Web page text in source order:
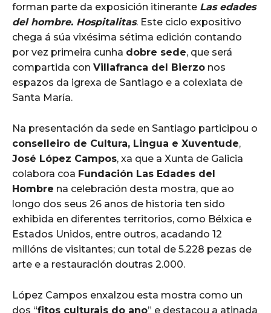
forman parte da exposición itinerante Las edades
del hombre. Hospitalitas. Este ciclo expositivo
chega á súa vixésima sétima edición contando
por vez primeira cunha dobre sede, que será
compartida con Villafranca del Bierzo nos
espazos da igrexa de Santiago e a colexiata de
Santa María.
Na presentación da sede en Santiago participou o
conselleiro de Cultura, Lingua e Xuventude,
José López Campos, xa que a Xunta de Galicia
colabora coa Fundación Las Edades del
Hombre na celebración desta mostra, que ao
longo dos seus 26 anos de historia ten sido
exhibida en diferentes territorios, como Bélxica e
Estados Unidos, entre outros, acadando 12
millóns de visitantes; cun total de 5.228 pezas de
arte e a restauración doutras 2.000.
López Campos enxalzou esta mostra como un
dos “fitos culturais do ano” e destacou a atinada